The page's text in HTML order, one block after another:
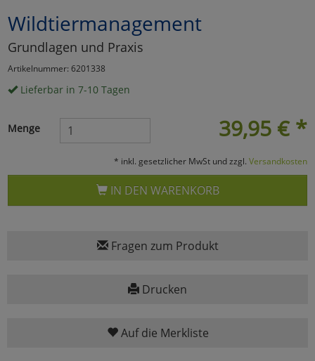
Wildtiermanagement
Grundlagen und Praxis
Artikelnummer: 6201338
Lieferbar in 7-10 Tagen
39,95 € *
Menge
* inkl. gesetzlicher MwSt und zzgl. Versandkosten
IN DEN WARENKORB
Fragen zum Produkt
Drucken
Auf die Merkliste
Marketing
Umfragetools
Cookies
Alle Akzeptieren
Cookies
zurückzu Haupptseite